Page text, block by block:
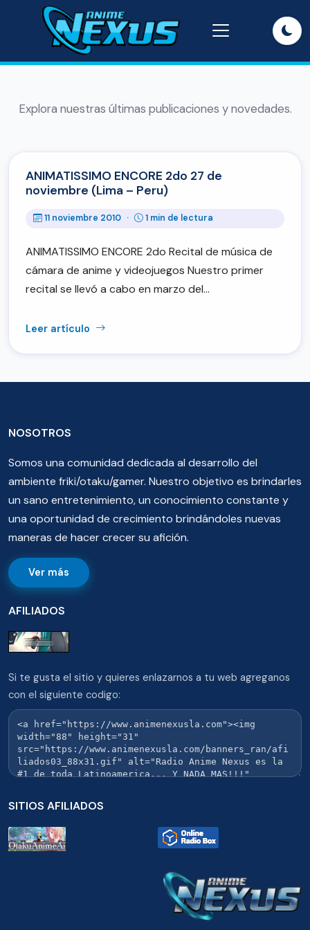
Explora nuestras últimas publicaciones y novedades.
ANIMATISSIMO ENCORE 2do 27 de
noviembre (Lima – Peru)
11 noviembre 2010 · 1 min de lectura
ANIMATISSIMO ENCORE 2do Recital de música de
cámara de anime y videojuegos Nuestro primer
recital se llevó a cabo en marzo del…
Leer artículo
NOSOTROS
Somos una comunidad dedicada al desarrollo del
ambiente friki/otaku/gamer. Nuestro objetivo es brindarles
un sano entretenimiento, un conocimiento constante y
una oportunidad de crecimiento brindándoles nuevas
maneras de hacer crecer su afición.
Ver más
AFILIADOS
Si te gusta el sitio y quieres enlazarnos a tu web agreganos
con el siguiente codigo:
SITIOS AFILIADOS